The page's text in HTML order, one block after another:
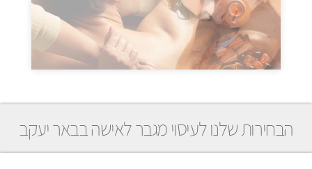
הבחירות שלנו לעיסוי מגבר לאישה בבאר יעקב